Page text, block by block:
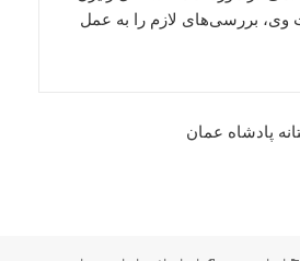
وی، بررسی‌های لازم را به عمل
پادشاه عمان